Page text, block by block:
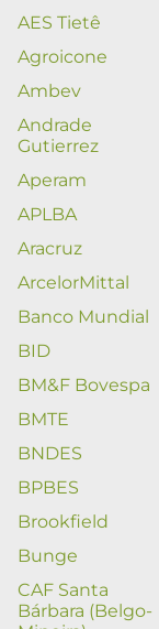
AES Tietê
Agroicone
Ambev
Andrade
Gutierrez
Aperam
APLBA
Aracruz
ArcelorMittal
Banco Mundial
BID
BM&F Bovespa
BMTE
BNDES
BPBES
Brookfield
Bunge
CAF Santa
Bárbara (Belgo-